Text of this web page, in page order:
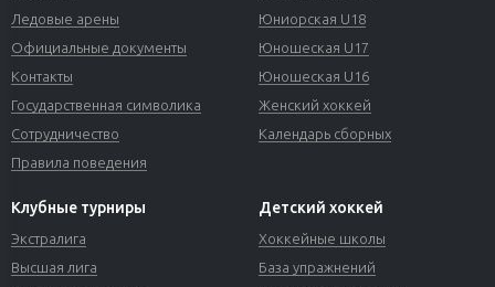
Ледовые арены
Официальные документы
Контакты
Государственная символика
Сотрудничество
Правила поведения
Юниорская U18
Юношеская U17
Юношеская U16
Женский хоккей
Календарь сборных
Клубные турниры
Экстралига
Высшая лига
Детский хоккей
Хоккейные школы
База упражнений